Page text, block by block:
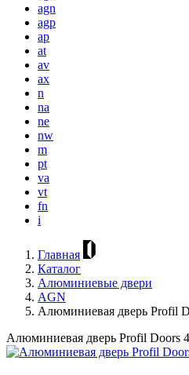
agn
agp
ap
at
av
ax
n
na
ne
nw
m
pt
va
vt
fn
i
Главная
Каталог
Алюминиевые двери
AGN
Алюминиевая дверь Profil
Алюминиевая дверь Profil